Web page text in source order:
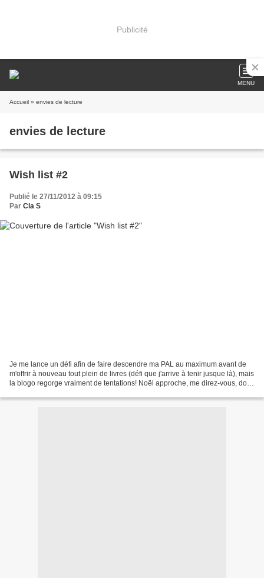
Publicité
MENU
Accueil » envies de lecture
envies de lecture
Wish list #2
Publié le 27/11/2012 à 09:15
Par Cla S
Je me lance un défi afin de faire descendre ma PAL au maximum avant de
m'offrir à nouveau tout plein de livres (défi que j'arrive à tenir jusque là), mais
la blogo regorge vraiment de tentations! Noël approche, me direz-vous, donc